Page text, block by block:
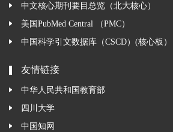
中文核心期刊要目总览（北大核心）
美国PubMed Central （PMC）
中国科学引文数据库（CSCD）(核心板）
友情链接
中华人民共和国教育部
四川大学
中国知网